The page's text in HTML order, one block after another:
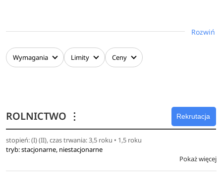
i terenowego, interpretacji wyników badań i formułowania
o charakterze projektowym, inwestycyjnym
i eksploatacyjnym z zakresu pozyskiwania energii ze źródeł
Rozwiń
Wymagania Limity Ceny
ROLNICTWO ⋮ Rekrutacja
stopień: (I) (II), czas trwania: 3,5 roku • 1,5 roku
tryb: stacjonarne, niestacjonarne
Pokaż więcej